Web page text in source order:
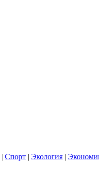
| Спорт | Экология |